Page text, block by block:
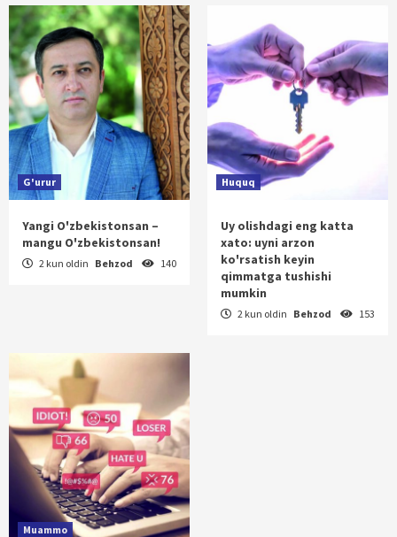
G'urur
Yangi O'zbekistonsan –
mangu O'zbekistonsan!
2 kun oldin Behzod 140
Huquq
Uy olishdagi eng katta
xato: uyni arzon
ko'rsatish keyin
qimmatga tushishi
mumkin
2 kun oldin Behzod 153
Muammo